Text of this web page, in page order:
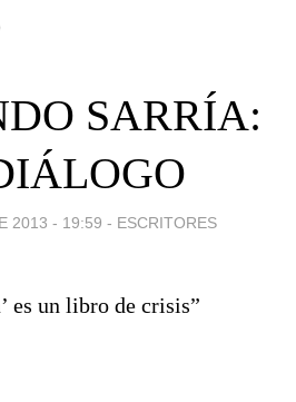
SARRÍA:
2013 - 19:59 - ESCRITORES
es un libro de crisis”